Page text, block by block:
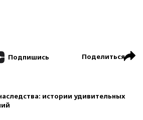
Подпишись Поделиться
истории удивительных